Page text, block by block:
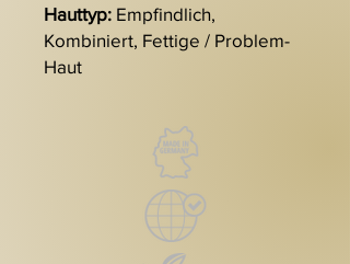
Hauttyp: Empfindlich,
Kombiniert, Fettige / Problem-
Haut